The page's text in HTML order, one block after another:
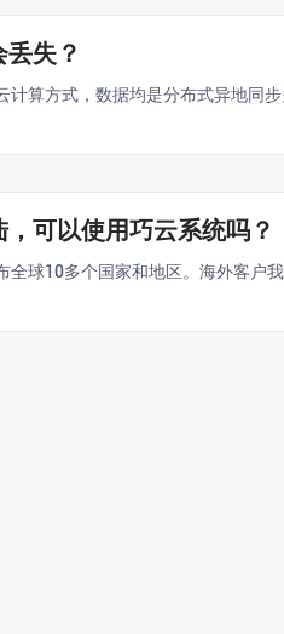
失？
计算方式，数据均是分布式异地同
可以使用巧云系统吗？
全球10多个国家和地区。海外客户